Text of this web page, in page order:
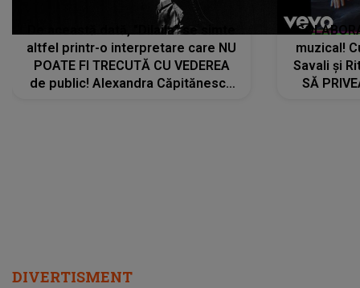
De această dată, "Dilaila" se simte
altfel printr-o interpretare care NU
POATE FI TRECUTĂ CU VEDEREA
de public! Alexandra Căpitănescu
muzical!
Savali și
SĂ
DIVERTISMENT